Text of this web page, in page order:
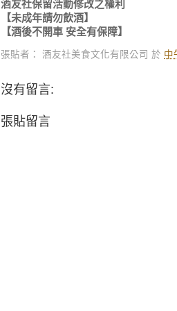
酒友社保留活動修改之權利
【未成年請勿飲酒】
【酒後不開車 安全有保障】
張貼者： 酒友社美食文化有限公司 於 中
沒有留言:
張貼留言